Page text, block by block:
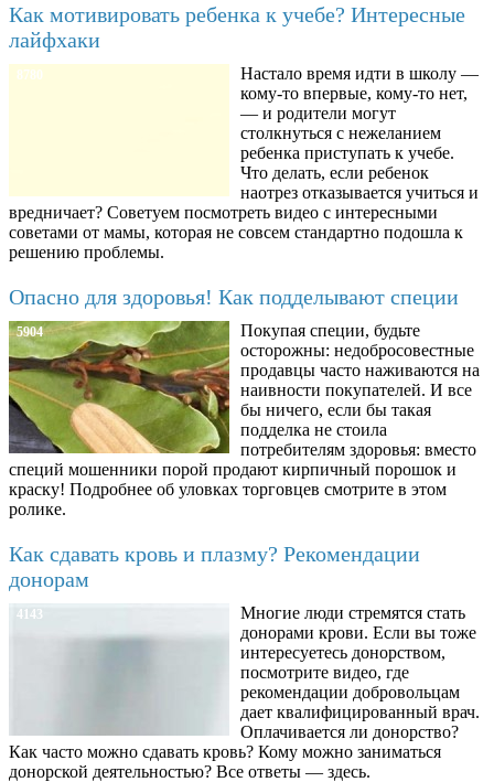
Как мотивировать ребенка к учебе? Интересные
лайфхаки
8780
Настало время идти в школу —
кому-то впервые, кому-то нет,
— и родители могут
столкнуться с нежеланием
ребенка приступать к учебе.
Что делать, если ребенок
наотрез отказывается учиться и
вредничает? Советуем посмотреть видео с интересными
советами от мамы, которая не совсем стандартно подошла к
решению проблемы.
Опасно для здоровья! Как подделывают специи
5904
Покупая специи, будьте
осторожны: недобросовестные
продавцы часто наживаются на
наивности покупателей. И все
бы ничего, если бы такая
подделка не стоила
потребителям здоровья: вместо
специй мошенники порой продают кирпичный порошок и
краску! Подробнее об уловках торговцев смотрите в этом
ролике.
Как сдавать кровь и плазму? Рекомендации
донорам
4143
Многие люди стремятся стать
донорами крови. Если вы тоже
интересуетесь донорством,
посмотрите видео, где
рекомендации добровольцам
дает квалифицированный врач.
Оплачивается ли донорство?
Как часто можно сдавать кровь? Кому можно заниматься
донорской деятельностью? Все ответы — здесь.